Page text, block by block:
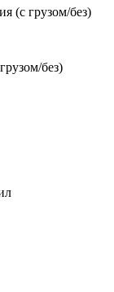
(с грузом/без)
без)